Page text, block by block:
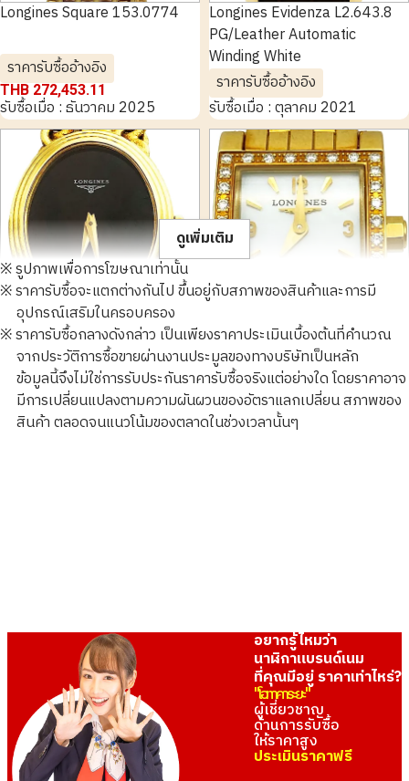
Longines Square 153.0774
ราคารับซื้ออ้างอิง
THB 272,453.11
รับซื้อเมื่อ : ธันวาคม 2025
Longines Evidenza L2.643.8
PG/Leather Automatic
Winding White
ราคารับซื้ออ้างอิง
รับซื้อเมื่อ : ตุลาคม 2021
Longines K18YG battery
operated black
ราคารับซื้ออ้างอิง
THB 81,049.01
Longines Dolce Vita Diamond
L5.161.7 YG Battery
Operated White
ราคารับซื้ออ้างอิง
THB 85,005.01
Longines 15 SS Manual
Winding Black
ราคารับซื้ออ้างอิง
THB 83,749.90
รับซื้อเมื่อ : ตุลาคม 2022
Longines L51587 WG Battery
Operated White
ราคารับซื้ออ้างอิง
THB 91,078.02
รับซื้อเมื่อ : ตุลาคม 2022
ดูเพิ่มเติม
※ รูปภาพเพื่อการโฆษณาเท่านั้น
※ ราคารับซื้อจะแตกต่างกันไป ขึ้นอยู่กับสภาพของสินค้าและการมี
อุปกรณ์เสริมในครอบครอง
※ ราคารับซื้อกลางดังกล่าว เป็นเพียงราคาประเมินเบื้องต้นที่คำนวณ
จากประวัติการซื้อขายผ่านงานประมูลของทางบริษัทเป็นหลัก
ข้อมูลนี้จึงไม่ใช่การรับประกันราคารับซื้อจริงแต่อย่างใด โดยราคาอาจ
มีการเปลี่ยนแปลงตามความผันผวนของอัตราแลกเปลี่ยน สภาพของ
สินค้า ตลอดจนแนวโน้มของตลาดในช่วงเวลานั้นๆ
อยากรู้ไหมว่า
นาฬิกาแบรนด์เนม
ที่คุณมีอยู่ ราคาเท่าไหร่?
"โอทาคาระยะ"
ผู้เชี่ยวชาญ
ด้านการรับซื้อ
ให้ราคาสูง
ประเมินราคาฟรี